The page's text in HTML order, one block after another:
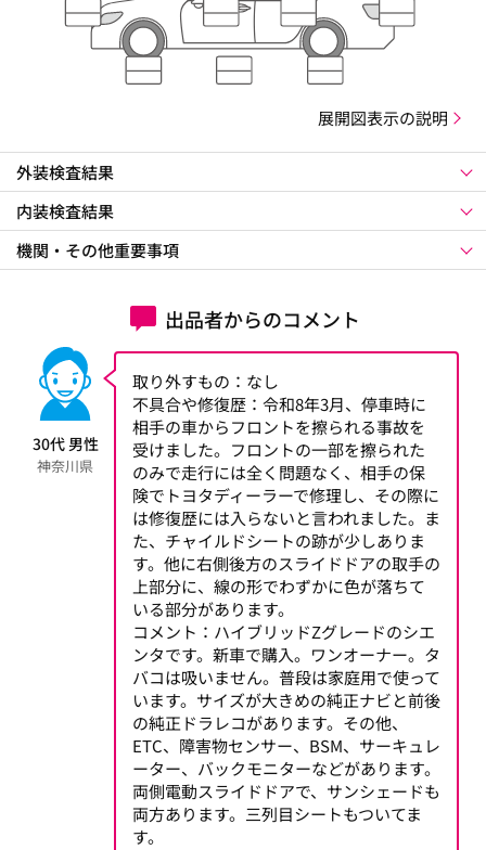
展開図表示の説明
外装検査結果
内装検査結果
機関・その他重要事項
出品者からのコメント
30代 男性
神奈川県
取り外すもの：なし
不具合や修復歴：令和8年3月、停車時に
相手の車からフロントを擦られる事故を
受けました。フロントの一部を擦られた
のみで走行には全く問題なく、相手の保
険でトヨタディーラーで修理し、その際に
は修復歴には入らないと言われました。ま
た、チャイルドシートの跡が少しありま
す。他に右側後方のスライドドアの取手の
上部分に、線の形でわずかに色が落ちて
いる部分があります。
コメント：ハイブリッドZグレードのシエ
ンタです。新車で購入。ワンオーナー。タ
バコは吸いません。普段は家庭用で使って
います。サイズが大きめの純正ナビと前後
の純正ドラレコがあります。その他、
ETC、障害物センサー、BSM、サーキュレ
ーター、バックモニターなどがあります。
両側電動スライドドアで、サンシェードも
両方あります。三列目シートもついてま
す。